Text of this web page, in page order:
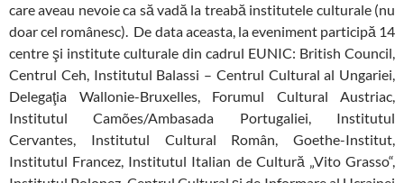
care aveau nevoie ca să vadă la treabă institutele culturale (nu
doar cel românesc). De data aceasta, la eveniment participă 14
centre şi institute culturale din cadrul EUNIC: British Council,
Centrul Ceh, Institutul Balassi – Centrul Cultural al Ungariei,
Delegaţia Wallonie-Bruxelles, Forumul Cultural Austriac,
Institutul Camões/Ambasada Portugaliei, Institutul
Cervantes, Institutul Cultural Român, Goethe-Institut,
Institutul Francez, Institutul Italian de Cultură „Vito Grasso“,